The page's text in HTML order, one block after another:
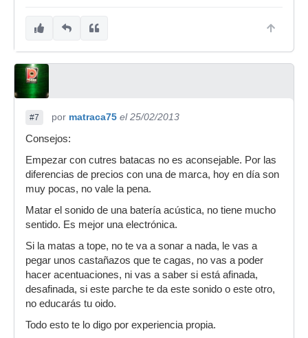
#7 por matraca75 el 25/02/2013
Consejos:
Empezar con cutres batacas no es aconsejable. Por las
diferencias de precios con una de marca, hoy en día son
muy pocas, no vale la pena.
Matar el sonido de una batería acústica, no tiene mucho
sentido. Es mejor una electrónica.
Si la matas a tope, no te va a sonar a nada, le vas a
pegar unos castañazos que te cagas, no vas a poder
hacer acentuaciones, ni vas a saber si está afinada,
desafinada, si este parche te da este sonido o este otro,
no educarás tu oido.
Todo esto te lo digo por experiencia propia.